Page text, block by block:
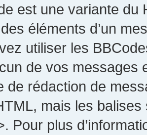
est une variante du
éléments d’un
utiliser les
de vos messages
de rédaction de
mais les
Pour plus